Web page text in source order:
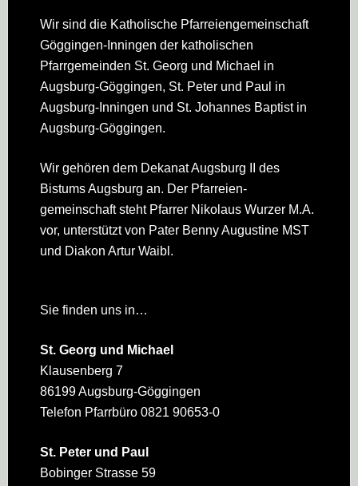
Footer
Wir sind die Katholische Pfarreien­gemeinschaft
Göggingen-Inningen der katholischen
Pfarrgemeinden St. Georg und Michael in
Augsburg-Göggingen, St. Peter und Paul in
Augsburg-Inningen und St. Johannes Baptist in
Augsburg-Göggingen.
Wir gehören dem Dekanat Augsburg II des
Bistums Augsburg an. Der Pfarreien­
gemeinschaft steht Pfarrer Nikolaus Wurzer M.A.
vor, unterstützt von Pater Benny Augustine MST
und Diakon Artur Waibl.
Sie finden uns in…
St. Georg und Michael
Klausenberg 7
86199 Augsburg-Göggingen
Telefon Pfarrbüro 0821 90653-0
St. Peter und Paul
Bobinger Strasse 59